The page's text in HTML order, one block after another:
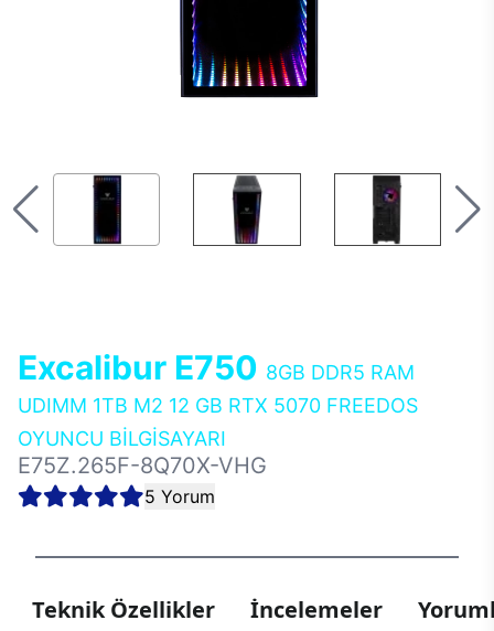
Excalibur E750 8GB DDR5 RAM
UDIMM 1TB M2 12 GB RTX 5070 FREEDOS
OYUNCU BİLGİSAYARI
E75Z.265F-8Q70X-VHG
5 Yorum
Teknik Özellikler İncelemeler